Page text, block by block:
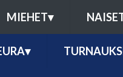
MIEHET▾
▾